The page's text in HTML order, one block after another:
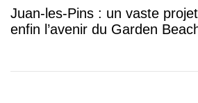
Juan-les-Pins : un vaste
enfin l’avenir du Garden